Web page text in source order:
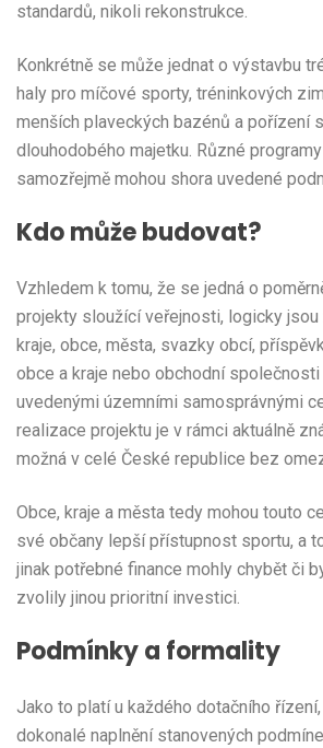
standardů, nikoli rekonstrukce.
Konkrétně se může jednat o výstavbu
haly pro míčové sporty, tréninkových
menších plaveckých bazénů a pořízení
dlouhodobého majetku. Různé
samozřejmě mohou shora uvedené
Kdo může budovat?
Vzhledem k tomu, že se jedná o
projekty sloužící veřejnosti, logicky
kraje, obce, města, svazky obcí,
obce a kraje nebo obchodní
uvedenými územními samosprávnými
realizace projektu je v rámci aktuálně
možná v celé České republice bez
Obce, kraje a města tedy mohou touto
své občany lepší přístupnost sportu, a
jinak potřebné finance mohly chybět či
zvolily jinou prioritní investici.
Podmínky a formality
Jako to platí u každého dotačního
dokonalé naplnění stanovených